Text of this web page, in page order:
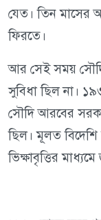
যেত। তিন মাসের
ফিরতে।
আর সেই সময়
সুবিধা ছিল না।
সৌদি আরবের
ছিল। মূলত বিদেশি
ভিক্ষাবৃত্তির